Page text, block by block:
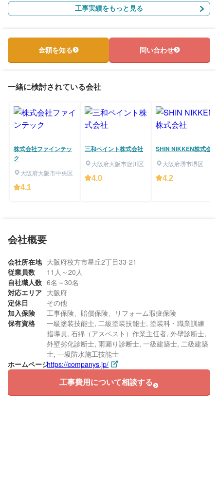
工事実績をもっと見る
金額を知る 問い合わせ
一緒に検討されている会社
株式会社ファインテッ
ク
大阪府大阪市中央区
4.1
三和ペイント株式会社
大阪府大阪市淀川区
4.0
SHIN NIKKEN株式会社
大阪府堺市堺区
4.2
会社概要
会社所在地 大阪府枚方市星丘2丁目33-21
従業員数
11人～20人
自社職人数 6名～30名
対応エリア 大阪府
定休日
その他
加入保険
工事保険、賠償保険、リフォーム瑕疵保険
保有資格
一級塗装技能士, 二級塗装技能士, 塗装科・職業訓練
指導員, 石綿（アスベスト）作業主任者, 外壁診断士,
外壁劣化診断士, 雨漏り診断士, 一級建築士, 二級建築
士, 一級防水施工技能士
ホームページhttps://companys.jp/
工事費用について相談する